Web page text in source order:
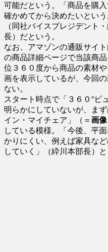
可能だという。「商品を購
確かめてから決めたいとい
（同社バイスプレジデント
長）だという。
なお、アマゾンの通販サイ
の商品詳細ページで当該商
位３６０度から商品の素材
画を表示しているが、今回
ない。
スタート時点で「３６０°ビ
明らかにしていないが、ま
イン・マイチェア」（＝ 画像
している模様。「今後、平
かりにくい、例えば家具な
していく」（紣川本部長）と